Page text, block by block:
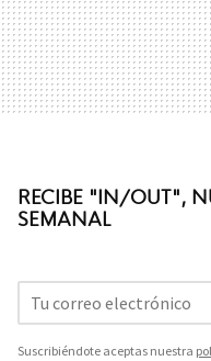
RECIBE "IN/OUT",
SEMANAL
Suscribiéndote aceptas nuestra